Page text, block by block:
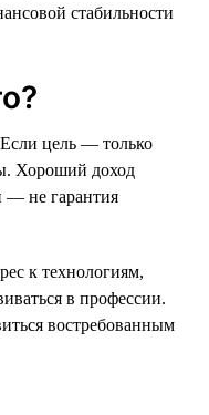
стабильности
цель — только
Хороший доход
— не гарантия
к технологиям,
в профессии.
востребованным